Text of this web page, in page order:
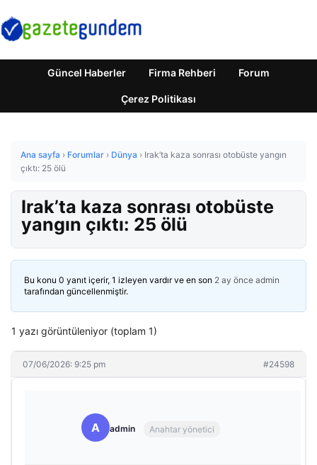
Güncel Haberler Firma Rehberi Forum
Çerez Politikası
Ana sayfa › Forumlar › Dünya › Irak’ta kaza sonrası otobüste yangın
çıktı: 25 ölü
Irak’ta kaza sonrası otobüste
yangın çıktı: 25 ölü
Bu konu 0 yanıt içerir, 1 izleyen vardır ve en son 2 ay önce admin
tarafından güncellenmiştir.
1 yazı görüntüleniyor (toplam 1)
07/06/2026: 9:25 pm #24598
A admin Anahtar yönetici